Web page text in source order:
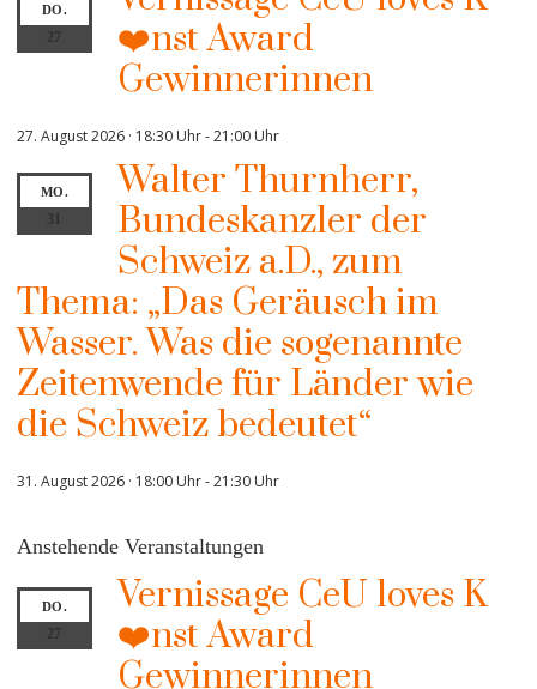
DO.
27
❤️nst Award
Gewinnerinnen
27. August 2026 · 18:30 Uhr-21:00 Uhr
MO.
Walter Thurnherr,
Bundeskanzler der
Schweiz a.D., zum
Thema: „Das Geräusch im
Wasser. Was die sogenannte
Zeitenwende für Länder wie
die Schweiz bedeutet“
31. August 2026 · 18:00 Uhr-21:30 Uhr
Anstehende Veranstaltungen
DO.
27
Vernissage CeU loves K
❤️nst Award
Gewinnerinnen